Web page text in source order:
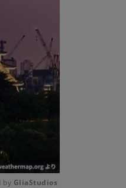
by GliaStudios